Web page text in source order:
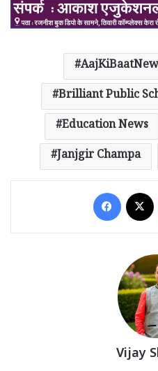
Brilliant Public
Education News
Janjgir Champa
Facebook
Vijay